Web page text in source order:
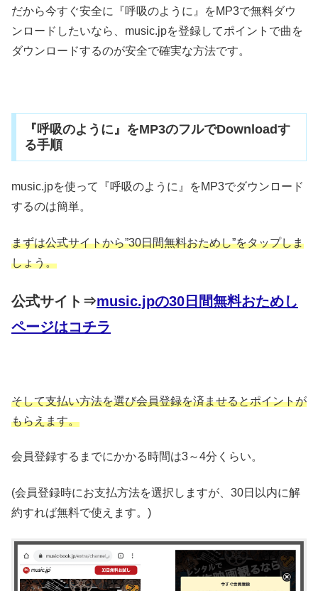
だから今すぐ安全に『呼吸のように』をMP3で無料ダウ
ンロードしたいなら、music.jpを登録してポイントで曲を
ダウンロードするのが安全で確実な方法です。
『呼吸のように』をMP3のフルでDownloadす
る手順
music.jpを使って『呼吸のように』をMP3でダウンロード
するのは簡単。
まずは公式サイトから”30日間無料おためし”をタップしま
しょう。
公式サイト⇒music.jpの30日間無料おためし
ページはコチラ
そして支払い方法を選び会員登録を済ませるとポイントが
もらえます。
会員登録するまでにかかる時間は3～4分くらい。
(会員登録時にお支払方法を選択しますが、30日以内に解
約すれば無料で使えます。)